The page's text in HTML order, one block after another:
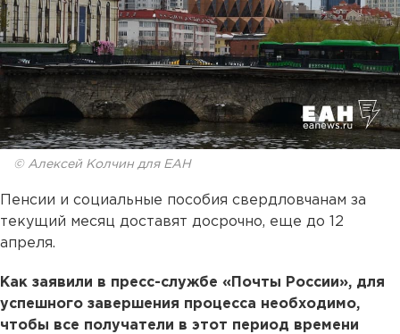
© Алексей Колчин для ЕАН
Пенсии и социальные пособия свердловчанам за
текущий месяц доставят досрочно, еще до 12
апреля.
Как заявили в пресс-службе «Почты России», для
успешного завершения процесса необходимо,
чтобы все получатели в этот период времени